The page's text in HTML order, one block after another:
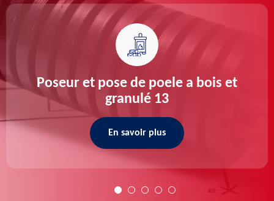
Poseur et pose de poele a bois et
granulé 13
En savoir plus